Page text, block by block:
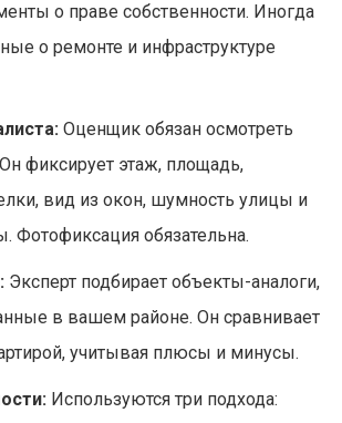
о праве собственности. Иногда
о ремонте и инфраструктуре
Оценщик обязан осмотреть
фиксирует этаж, площадь,
вид из окон, шумность улицы и
Фотофиксация обязательна.
Эксперт подбирает объекты-аналоги,
в вашем районе. Он сравнивает
учитывая плюсы и минусы.
Используются три подхода: